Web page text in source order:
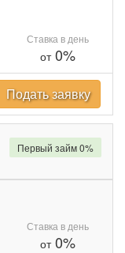
Ставка в день
от0%
Подать заявку
Ставка в день
от0%
Первый займ 0%